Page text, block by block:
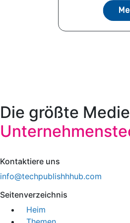
Die größte
Kontaktiere uns
info@techpublishhhub.com
Seitenverzeichnis
Heim